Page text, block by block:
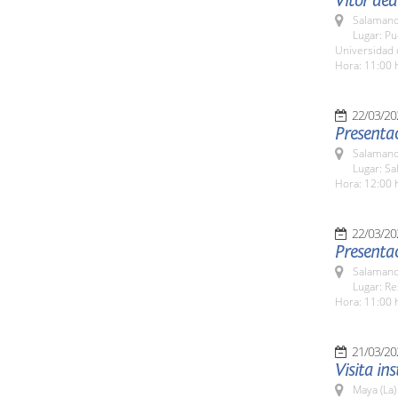
Lugar:
Universidad
Hora: 11:00
22/03/
Lugar:
Hora: 12:00
22/03/
Lugar:
Hora: 11:00
21/03/
Visita
Maya